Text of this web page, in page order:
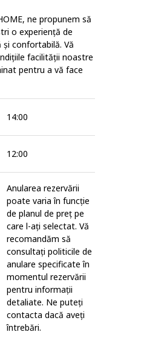
ne propunem să
o experiență de
confortabilă. Vă
facilității noastre
pentru a vă face
14:00
12:00
Anularea rezervării
poate varia în funcție
de planul de preț pe
care l-ați selectat. Vă
recomandăm să
consultați politicile de
anulare specificate în
momentul rezervării
pentru informații
detaliate. Ne puteți
contacta dacă aveți
întrebări.